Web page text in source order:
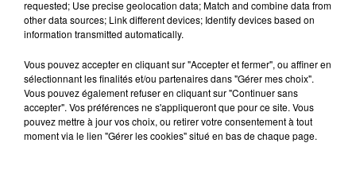
6 août 2026
Tags antisémites à Strasbourg :
6 août 2026
Au zoo de Mulhouse : rencontre
requested; Use precise geolocation data; Match and combine data from
other data sources; Link different devices; Identify devices based on
information transmitted automatically.
Vous pouvez accepter en cliquant sur "Accepter et fermer", ou affiner en
sélectionnant les finalités et/ou partenaires dans "Gérer mes choix".
Vous pouvez également refuser en cliquant sur "Continuer sans
accepter". Vos préférences ne s'appliqueront que pour ce site. Vous
pouvez mettre à jour vos choix, ou retirer votre consentement à tout
moment via le lien "Gérer les cookies" situé en bas de chaque page.